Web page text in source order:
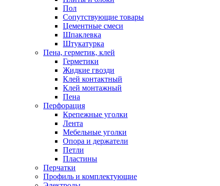
Пол
Сопутствующие товары
Цементные смеси
Шпаклевка
Штукатурка
Пена, герметик, клей
Герметики
Жидкие гвозди
Клей контактный
Клей монтажный
Пена
Перфорация
Крепежные уголки
Лента
Мебельные уголки
Опора и держатели
Петли
Пластины
Перчатки
Профиль и комплектующие